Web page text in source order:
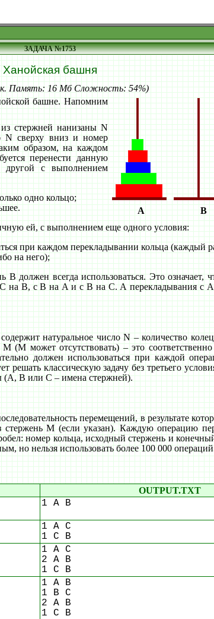
ЗАДАЧА №1753
Ханойская башня
Память: 16 Мб Сложность: 54%)
A B
башне. Напомним
стержней нанизаны N
N сверху вниз и номер
образом, на каждом
перенести данную
с выполнением
одно кольцо;
ей, с выполнением еще одного условия:
при каждом перекладывании кольца (каждый
на него);
должен всегда использоваться. Это означает,
на B, с B на A и с B на C. А перекладывания с
натуральное число N – количество
(M может отсутствовать) – это
должен использоваться при каждой
решать классическую задачу без третьего
B или C – имена стержней).
перемещений, в результате
M (если указан). Каждую операцию
номер кольца, исходный стержень и
но нельзя использовать более 100 000
OUTPUT.TXT
1 A B
1 A C
1 C B
1 A C
2 A B
1 C B
1 A B
1 B C
2 A B
1 C B